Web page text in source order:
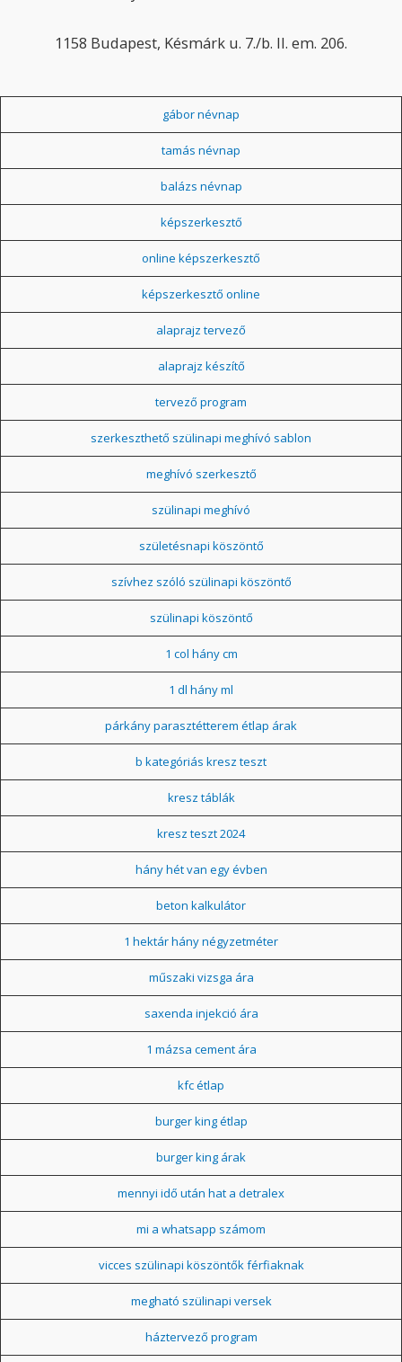
1158 Budapest, Késmárk u. 7./b. II. em. 206.
gábor névnap
tamás névnap
balázs névnap
képszerkesztő
online képszerkesztő
képszerkesztő online
alaprajz tervező
alaprajz készítő
tervező program
szerkeszthető szülinapi meghívó sablon
meghívó szerkesztő
szülinapi meghívó
születésnapi köszöntő
szívhez szóló szülinapi köszöntő
szülinapi köszöntő
1 col hány cm
1 dl hány ml
párkány parasztétterem étlap árak
b kategóriás kresz teszt
kresz táblák
kresz teszt 2024
hány hét van egy évben
beton kalkulátor
1 hektár hány négyzetméter
műszaki vizsga ára
saxenda injekció ára
1 mázsa cement ára
kfc étlap
burger king étlap
burger king árak
mennyi idő után hat a detralex
mi a whatsapp számom
vicces szülinapi köszöntők férfiaknak
megható szülinapi versek
háztervező program